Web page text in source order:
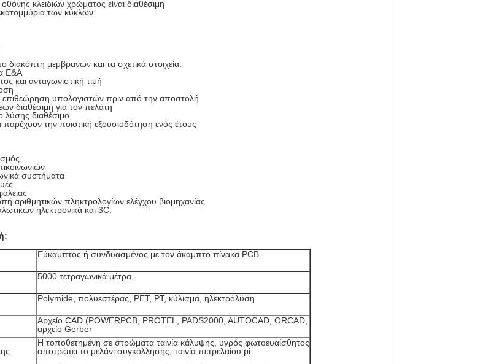
κλειδιών χρώματος είναι διαθέσιμη
των κύκλων
διακόπτη μεμβρανών και τα σχετικά στοιχεία.
Ε&Α
και ανταγωνιστική τιμή
επιθεώρηση υπολογιστών πριν από την αποστολή
διαθέσιμη για τον πελάτη
λύσης διαθέσιμο
την ποιοτική εξουσιοδότηση ενός έτους
συστήματα
αριθμητικών πληκτρολογίων ελέγχου βιομηχανίας
ηλεκτρονικά και 3C.
Εύκαμπτος ή συνδυασμένος με τον άκαμπτο πίνακα PCB
5000 τετραγωνικά μέτρα.
Polymide, πολυεστέρας, PET, PT, κύλισμα, ηλεκτρόλυση
Αρχείο CAD (POWERPCB, PROTEL, PADS2000, AUTOCAD, ORCAD,
αρχείο Gerber
Η τοποθετημένη σε στρώματα ταινία κάλυψης, υγρός φωτοευαίσθητος
αποτρέπει το μελάνι συγκόλλησης, ταινία πετρελαίου pi